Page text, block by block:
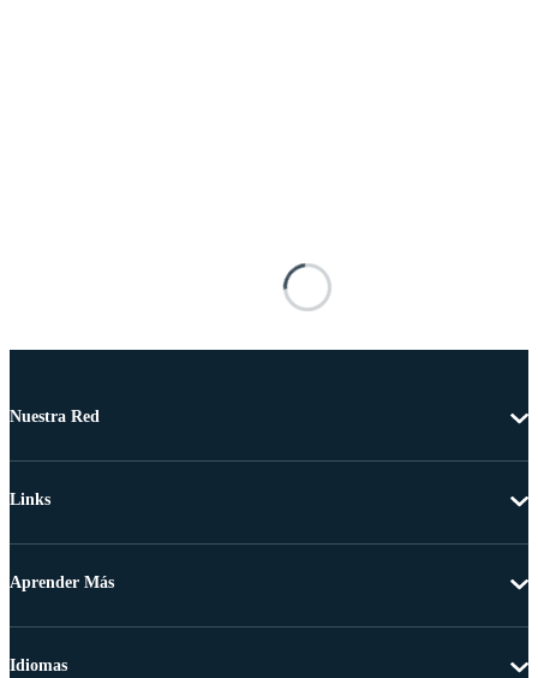
Nuestra Red
Links
Aprender Más
Idiomas